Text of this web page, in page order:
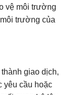
vệ môi trường
trường của
giao dịch,
yêu cầu hoặc